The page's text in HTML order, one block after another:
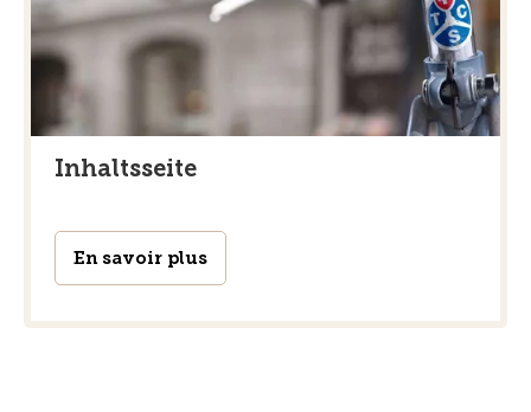
Inhaltsseite
En savoir plus